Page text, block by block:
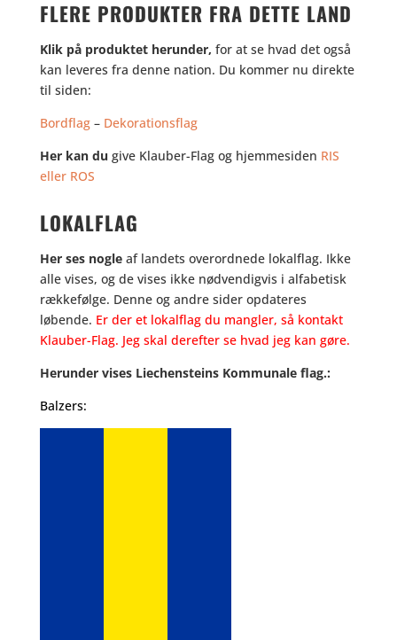
FLERE PRODUKTER FRA DETTE LAND
Klik på produktet herunder, for at se hvad det også
kan leveres fra denne nation. Du kommer nu direkte
til siden:
Bordflag– Dekorationsflag
Her kan du give Klauber-Flag og hjemmesiden RIS
eller ROS
LOKALFLAG
Her ses nogleaf landets overordnede lokalflag. Ikke
alle vises, og de vises ikke nødvendigvis i alfabetisk
rækkefølge. Denne og andre sider opdateres
løbende. Er der et lokalflag du mangler, så kontakt
Klauber-Flag. Jeg skal derefter se hvad jeg kan gøre.
Herunder vises Liechensteins Kommunale flag.:
Balzers: